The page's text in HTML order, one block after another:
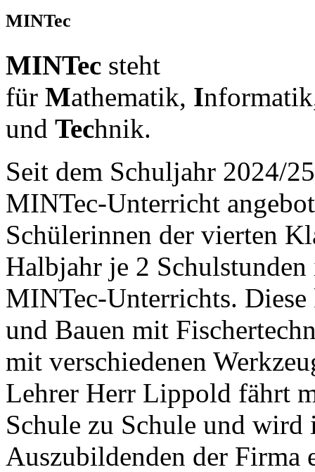
MINTec
MINTec steht
für Mathematik, I
und Technik.
Seit dem Schuljahr 2024/
MINTec-Unterricht
Schülerinnen der vierten
Halbjahr je 2
MINTec-Unterrichts. Diese
und Bauen mit
mit verschiedenen
Lehrer Herr Lippold fährt
Schule zu Schule und
Auszubildenden der Firma